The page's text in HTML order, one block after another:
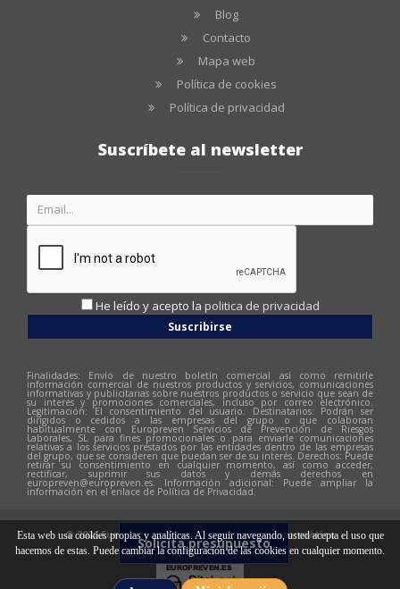
Esta web usa cookies propias y analíticas. Al seguir navegando, usted acepta el uso que
hacemos de estas. Puede cambiar la configuración de las cookies en cualquier momento.
Solicita presupuesto
Blog
Contacto
Mapa web
Política de cookies
Política de privacidad
Suscríbete al newsletter
He leído y acepto la politica de privacidad
Suscribirse
Finalidades: Envío de nuestro boletín comercial así como remitirle
información comercial de nuestros productos y servicios, comunicaciones
informativas y publicitarias sobre nuestros productos o servicio que sean de
su interés y promociones comerciales, incluso por correo electrónico.
Legitimación: El consentimiento del usuario. Destinatarios: Podrán ser
dirigidos o cedidos a las empresas del grupo o que colaboran
habitualmente con Europreven Servicios de Prevención de Riesgos
Laborales, SL para fines promocionales o para enviarle comunicaciones
relativas a los servicios prestados por las entidades dentro de las empresas
del grupo, que se consideren que puedan ser de su interés. Derechos: Puede
retirar su consentimiento en cualquier momento, así como acceder,
rectificar, suprimir sus datos y demás derechos en
europreven@europreven.es. Información adicional: Puede ampliar la
información en el enlace de Política de Privacidad.
© 2026 Europreven | Diseño web: Hitech Informàtica